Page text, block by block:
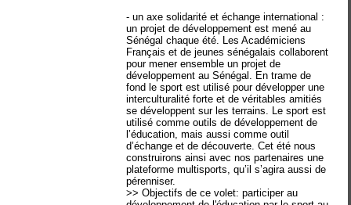
- un axe solidarité et échange international :
un projet de développement est mené au
Sénégal chaque été. Les Académiciens
Français et de jeunes sénégalais collaborent
pour mener ensemble un projet de
développement au Sénégal. En trame de
fond le sport est utilisé pour développer une
interculturalité forte et de véritables amitiés
se développent sur les terrains. Le sport est
utilisé comme outils de développement de
l’éducation, mais aussi comme outil
d’échange et de découverte. Cet été nous
construirons ainsi avec nos partenaires une
plateforme multisports, qu’il s’agira aussi de
pérenniser.
>> Objectifs de ce volet: participer au